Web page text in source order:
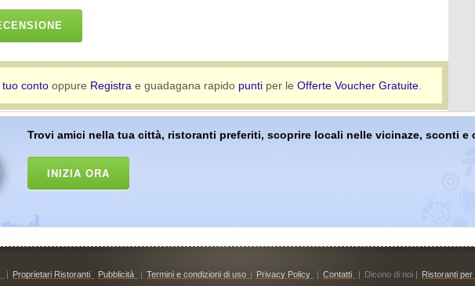
contooppure Registra e guadagana rapido puntiper le Offerte Voucher Gratuite.
Trovi amici nella tua città, ristoranti preferiti, scoprire locali nelle vicinaze, sconti e
INIZIA ORA
| Proprietari Ristoranti Pubblicità | Termini e condizioni di uso | Privacy Policy | Contatti | Dicono di noi | Ristoranti per